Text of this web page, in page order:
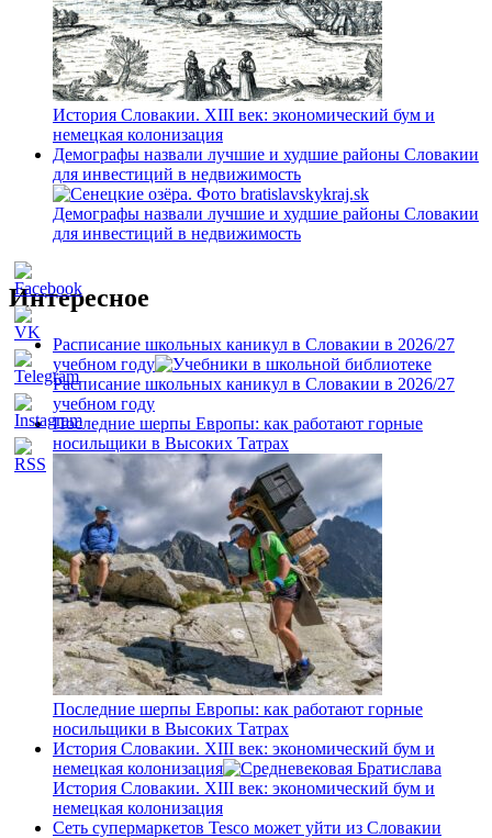
История Словакии. XIII век: экономический бум и
немецкая колонизация
Демографы назвали лучшие и худшие районы Словакии
для инвестиций в недвижимость
Демографы назвали лучшие и худшие районы Словакии
для инвестиций в недвижимость
Интересное
Расписание школьных каникул в Словакии в 2026/27
учебном году
Расписание школьных каникул в Словакии в 2026/27
учебном году
Последние шерпы Европы: как работают горные
носильщики в Высоких Татрах
Последние шерпы Европы: как работают горные
носильщики в Высоких Татрах
История Словакии. XIII век: экономический бум и
немецкая колонизация
История Словакии. XIII век: экономический бум и
немецкая колонизация
Сеть супермаркетов Tesco может уйти из Словакии